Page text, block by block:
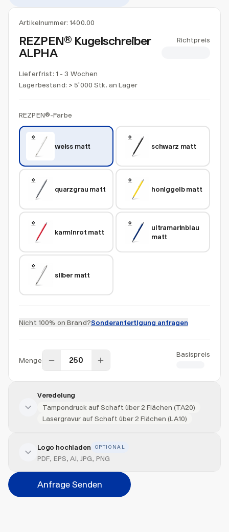
Artikelnummer: 1400.00
REZPEN® Kugelschreiber
ALPHA
Richtpreis
Lieferfrist: 1 - 3 Wochen
Lagerbestand: > 5'000 Stk. an Lager
REZPEN®-Farbe
weiss matt schwarz matt
quarzgrau matt honiggelb matt
karminrot matt
ultramarinblau
matt
silber matt
Nicht 100% on Brand?Sonderanfertigung anfragen
Menge
Basispreis
Veredelung
Tampondruck auf Schaft über 2 Flächen (TA20)
Lasergravur auf Schaft über 2 Flächen (LA10)
Veredelung hinzufügen
Veredelungsart
Logo hochladen OPTIONAL
PDF, EPS, AI, JPG, PNG
Anfrage Senden